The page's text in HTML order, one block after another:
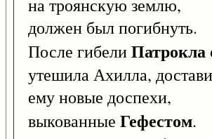
на троянскую землю,
должен был погибнуть.
После гибелиПатрокла
утешила Ахилла,
ему новые доспехи,
выкованные Гефестом.